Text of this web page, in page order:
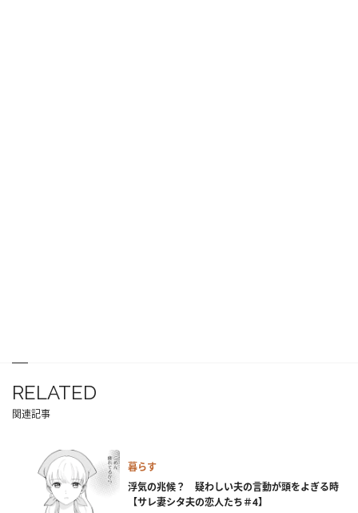
RELATED
関連記事
暮らす
浮気の兆候？ 疑わしい夫の言動が頭をよぎる時
【サレ妻シタ夫の恋人たち＃4】